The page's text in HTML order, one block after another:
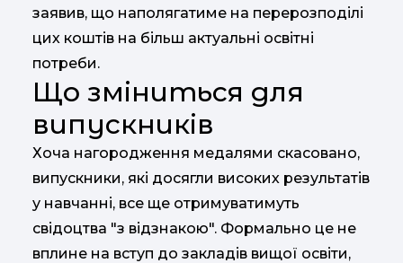
заявив, що наполягатиме на перерозподілі
цих коштів на більш актуальні освітні
потреби.
Що зміниться для
випускників
Хоча нагородження медалями скасовано,
випускники, які досягли високих результатів
у навчанні, все ще отримуватимуть
свідоцтва "з відзнакою". Формально це не
вплине на вступ до закладів вищої освіти,